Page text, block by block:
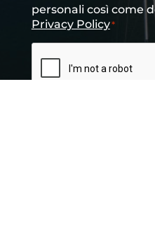
personali così come
Privacy Policy*